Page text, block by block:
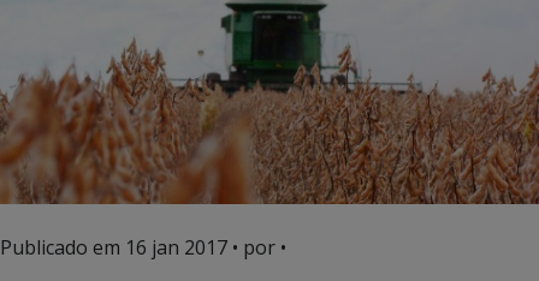
Publicado em 16 jan 2017 • por •